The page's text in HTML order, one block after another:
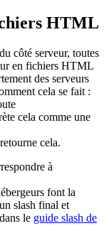
HTML
côté serveur, toutes
en fichiers HTML
des serveurs
cela se fait :
cela comme une
cela.
à
font la
slash final et
le guide slash de